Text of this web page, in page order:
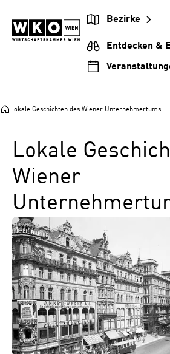
Inhalt
springen
Hauptnavigation
springen
Footer
springen
Bezirke
Entdecken &
Lokale Geschichten des Wiener Unternehmertums
Lokale
Wiener